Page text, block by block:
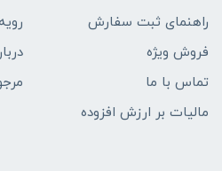
راهنمای ثبت سفارش
فروش ویژه
تماس با ما
مالیات بر ارزش افزوده